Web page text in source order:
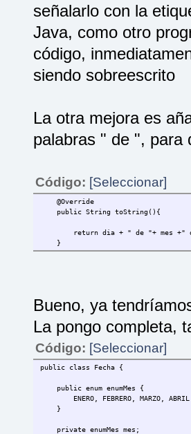
señalarlo con la
Java, como otro
código,
siendo sobreescrito
La otra mejora es
palabras " de ", para
Código: [Seleccionar]
@Override
public String toString(){
return dia + " de "+ mes +"
}
Bueno, ya
La pongo completa,
Código: [Seleccionar]
public class Fecha {
public enum enumMes {
ENERO, FEBRERO, MARZO, ABRIL,
}
private enumMes mes;